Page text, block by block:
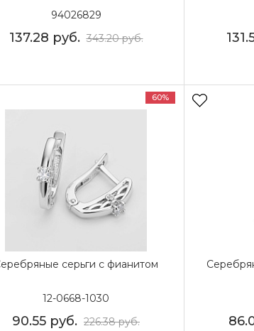
94026829
137.28 руб. 343.20руб.
60%
серьги с фианитом
12-0668-1030
90.55 руб. 226.38руб.